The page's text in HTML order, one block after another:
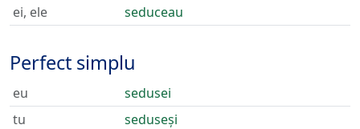
ei, ele
seduceau
Perfect simplu
eu
sedusei
tu
seduseși